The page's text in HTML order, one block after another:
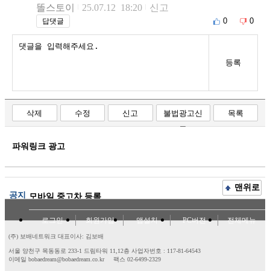
똘스토이
25.07.12 18:20 신고
답댓글 0 0
등록
삭제 수정 신고
불법광고신
고
목록
파워링크 광고
공지 모바일 중고차 등록
맨위로
로그인 회원가입 앱설치 PC버전 전체메뉴
(주) 보배네트워크 대표이사: 김보배
서울 양천구 목동동로 233-1 드림타워 11,12층 사업자번호 : 117-81-64543
이메일 bobaedream@bobaedream.co.kr
팩스 02-6499-2329